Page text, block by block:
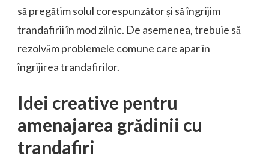
să pregătim solul corespunzător și să îngrijim
trandafirii în mod zilnic. De asemenea, trebuie să
rezolvăm problemele comune care apar în
îngrijirea trandafirilor.
Idei creative pentru
amenajarea grădinii cu
trandafiri